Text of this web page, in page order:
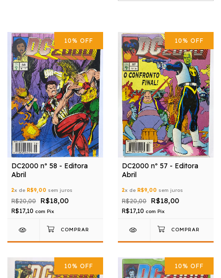
10% OFF
DC2000 nº 58 - Editora
Abril
2x de R$9,00 sem juros
R$20,00 R$18,00
R$17,10 com Pix
10% OFF
DC2000 nº 57 - Editora
Abril
2x de R$9,00 sem juros
R$20,00 R$18,00
R$17,10 com Pix
10% OFF 10% OFF